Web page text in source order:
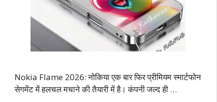
Nokia Flame 2026: नोकिया एक बार फिर प्रीमियम स्मार्टफोन
सेगमेंट में हलचल मचाने की तैयारी में है। कंपनी जल्द ही …